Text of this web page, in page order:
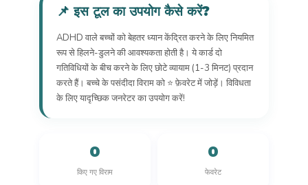
📌 इस टूल का उपयोग कैसे करें?
ADHD वाले बच्चों को बेहतर ध्यान केंद्रित करने के लिए नियमित
रूप से हिलने-डुलने की आवश्यकता होती है। ये कार्ड दो
गतिविधियों के बीच करने के लिए छोटे व्यायाम (1-3 मिनट) प्रदान
करते हैं। बच्चे के पसंदीदा विराम को ⭐ फ़ेवरेट में जोड़ें। विविधता
के लिए यादृच्छिक जनरेटर का उपयोग करें!
0
किए गए विराम
0
फेवरेट